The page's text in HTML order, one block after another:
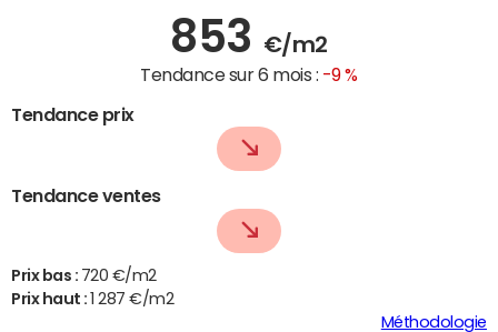
853 €/m2
Tendance sur 6 mois : -9 %
Tendance prix
Tendance ventes
Prix bas : 720 €/m2
Prix haut :
1 287 €/m2
Méthodologie